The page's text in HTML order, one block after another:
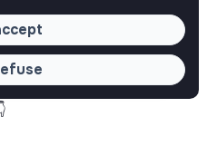
propose cette